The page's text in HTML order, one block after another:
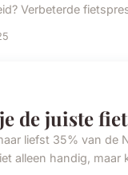
Verbeterde
de juiste
liefst 35% van de
alleen handig,